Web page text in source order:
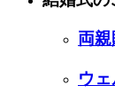
両親
ウ